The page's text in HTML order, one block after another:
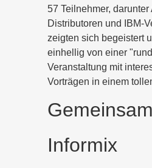
57 Teilnehmer, darunter
Distributoren und IBM-
zeigten sich begeistert
einhellig von einer
Veranstaltung mit
Vorträgen in einem
Gemeinsam
Informix